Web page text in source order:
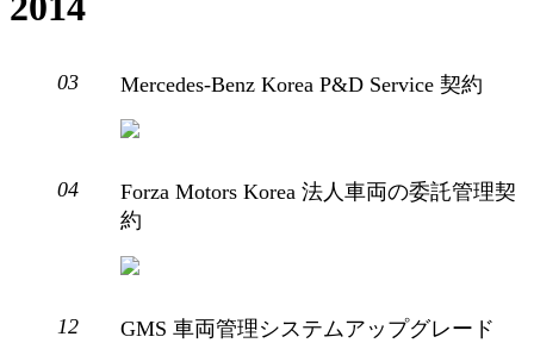
03 Mercedes-Benz Korea P&D Service 契約
04
Forza Motors Korea 法人車両の委託管理契
約
12 GMS 車両管理システムアップグレード